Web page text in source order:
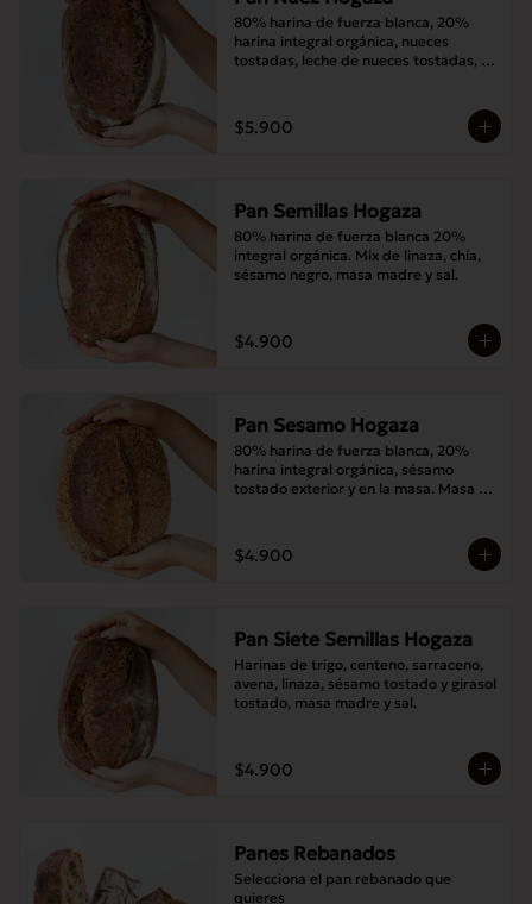
80% harina de fuerza blanca, 20%
harina integral orgánica, nueces
tostadas, leche de nueces tostadas,
$5.900
Pan Semillas Hogaza
80% harina de fuerza blanca 20%
integral orgánica. Mix de linaza, chía,
sésamo negro, masa madre y sal.
$4.900
Pan Sesamo Hogaza
80% harina de fuerza blanca, 20%
harina integral orgánica, sésamo
tostado exterior y en la masa. Masa
$4.900
Pan Siete Semillas Hogaza
Harinas de trigo, centeno, sarraceno,
avena, linaza, sésamo tostado y girasol
tostado, masa madre y sal.
$4.900
Panes Rebanados
Selecciona el pan rebanado que
quieres